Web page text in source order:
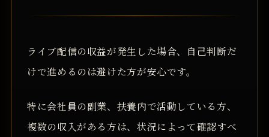
ライブ配信の収益が発生した場合、自己判断だ
けで進めるのは避けた方が安心です。
特に会社員の副業、扶養内で活動している方、
複数の収入がある方は、状況によって確認すべ